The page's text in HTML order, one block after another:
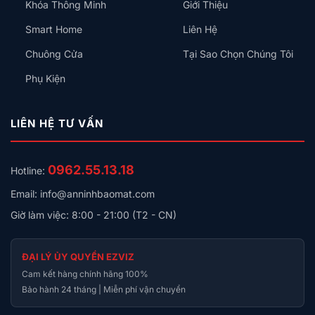
Khóa Thông Minh
Smart Home
Chuông Cửa
Phụ Kiện
Giới Thiệu
Liên Hệ
Tại Sao Chọn Chúng Tôi
LIÊN HỆ TƯ VẤN
Hotline: 0962.55.13.18
Email: info@anninhbaomat.com
Giờ làm việc: 8:00 - 21:00 (T2 - CN)
ĐẠI LÝ ỦY QUYỀN EZVIZ
Cam kết hàng chính hãng 100%
Bảo hành 24 tháng | Miễn phí vận chuyển